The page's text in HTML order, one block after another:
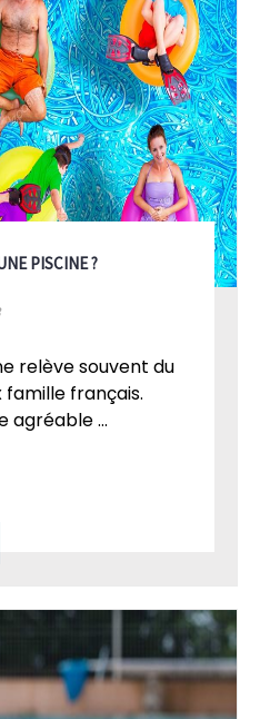
PISCINE ?
relève souvent du
français.
agréable ...